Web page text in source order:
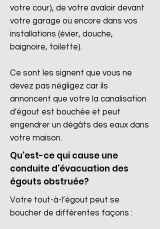
votre cour), de votre avaloir devant
votre garage ou encore dans vos
installations (évier, douche,
baignoire, toilette).
Ce sont les signent que vous ne
devez pas négligez car ils
annoncent que votre la canalisation
d'égout est bouchée et peut
engendrer un dégâts des eaux dans
votre maison.
Qu'est-ce qui cause une
conduite d'évacuation des
égouts obstruée?
Votre tout-à-l’égout peut se
boucher de différentes façons :